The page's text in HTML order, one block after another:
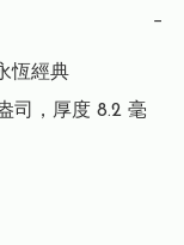
−
恆經典
司，厚度 8.2 毫